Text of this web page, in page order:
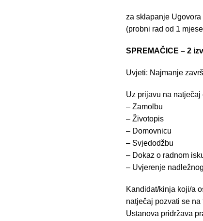
za sklapanje
(probni rad od 1
SPREMAČICE – 2
Uvjeti: Najmanje
Uz prijavu na
– Zamolbu
– Životopis
– Domovnicu
– Svjedodžbu
– Dokaz o radnom
– Uvjerenje
Kandidat/kinja koji/a
natječaj pozvati se
Ustanova pridržava